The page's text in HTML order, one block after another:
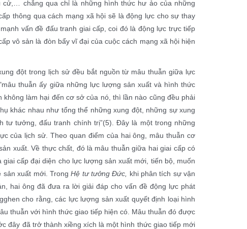
cử,… chẳng qua chỉ là những hình thức hư ảo của những
thông qua cách mạng xã hội sẽ là động lực cho sự thay
vấn đề đấu tranh giai cấp, coi đó là động lực trực tiếp
vô sản là đòn bẩy vĩ đại của cuộc cách mạng xã hội hiện
đột trong lịch sử đều bắt nguồn từ mâu thuẫn giữa lực
"mâu thuẫn ấy giữa những lực lượng sản xuất và hình thức
làm hại đến cơ sở của nó, thì lần nào cũng đều phải
khác nhau như tổng thể những xung đột, những sự xung
tư tưởng, đấu tranh chính trị”(5) . Đây là một trong những
của lịch sử. Theo quan điểm của hai ông, mâu thuẫn cơ
xuất. Về thực chất, đó là mâu thuẫn giữa hai giai cấp có
cấp đại diện cho lực lượng sản xuất mới, tiến bộ, muốn
sản xuất mới. TrongHệ tư tưởng Đức,
khi phân tích sự vận
hai ông đã đưa ra lời giải đáp cho vấn đề động lực phát
cho rằng, các lực lượng sản xuất quyết định loại hình
thuẫn với hình thức giao tiếp hiện có. Mâu thuẫn đó được
đây đã trở thành xiềng xích là một hình thức giao tiếp mới